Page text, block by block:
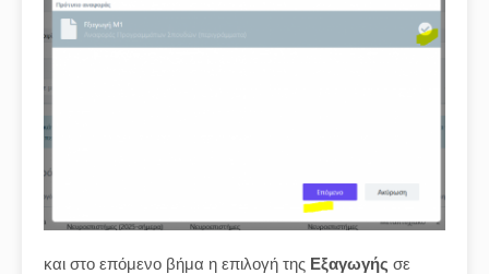
και στο επόμενο βήμα η επιλογή της Εξαγωγής σε